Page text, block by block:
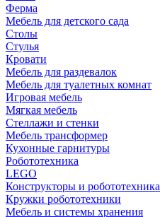
Ферма
Мебель для детского сада
Столы
Cтулья
Кровати
Мебель для раздевалок
Мебель для туалетных комнат
Игровая мебель
Мягкая мебель
Стеллажи и стенки
Мебель трансформер
Кухонные гарнитуры
Робототехника
LEGO
Конструкторы и робототехника
Кружки робототехники
Мебель и системы хранения